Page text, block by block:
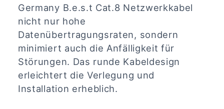
Germany B.e.s.t Cat.8 Netzwerkkabel
nicht nur hohe
Datenübertragungsraten, sondern
minimiert auch die Anfälligkeit für
Störungen. Das runde Kabeldesign
erleichtert die Verlegung und
Installation erheblich.